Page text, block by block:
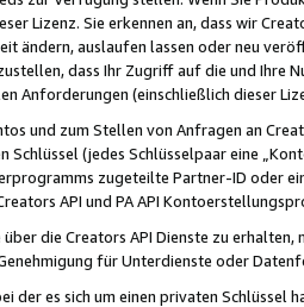
Lizenz. Sie erkennen an, dass wir
ändern, auslaufen lassen oder neu
dass Ihr Zugriff auf die und Ihre
Anforderungen (einschließlich dieser
und zum Stellen von Anfragen an
Schlüssel (jedes Schlüsselpaar eine
zugeteilte Partner-ID oder
API und PA API
die Creators API Dienste zu
für Unterdienste oder
der es sich um einen privaten